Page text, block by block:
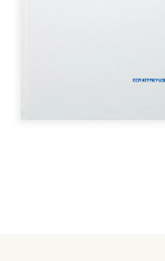
About